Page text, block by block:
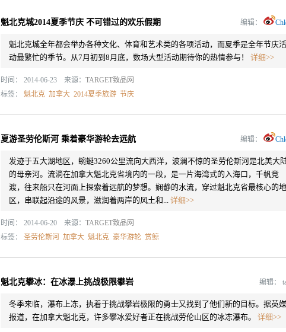
魁北克城2014夏季节庆 不可错过的欢乐假期 编辑：
魁北克城全年都会举办各种文化、体育和艺术类的各项活动，而夏季是全年节庆活
动最繁忙的季节。从7月初到8月底，数场大型活动期待你的热情参与！ 详细>>
时间： 2014-06-23 来源： TARGET致品网
标签： 魁北克 加拿大 2014夏季旅游 节庆
夏游圣劳伦斯河 乘着豪华游轮去远航 编辑：
发迹于五大湖地区，蜿蜒3260公里流向大西洋，波澜不惊的圣劳伦斯河是北美大
的母亲河。流淌在加拿大魁北克省境内的一段，是一片海湾式的入海口，千帆竞
渡，往来船只在河面上探索着远航的梦想。娴静的水流，穿过魁北克省最核心的地
区，串联起沿途的风景，滋润着两岸的风土和... 详细>>
时间： 2014-06-20 来源： TARGET致品网
标签： 圣劳伦斯河 加拿大 魁北克 豪华游轮 赏鲸
魁北克攀冰：在冰瀑上挑战极限攀岩 编辑：
冬季来临，瀑布上冻，执着于挑战攀岩极限的勇士又找到了他们新的目标。据英媒
报道，在加拿大魁北克，许多攀冰爱好者正在挑战劳伦山区的冰冻瀑布。 详细>>